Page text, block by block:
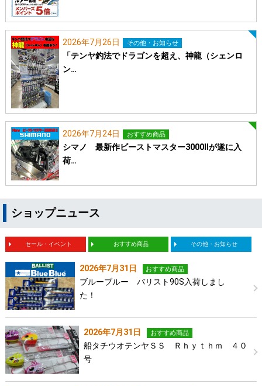
2026年7月26日 その他・お知らせ
「テンヤ釣法でドラゴンを超え、神龍（シェンロ
ン…
2026年7月24日 おすすめ商品
シマノ 最新作ビーストマスター3000Ⅱが遂に入
荷…
ショップニュース
セール・イベント おすすめ商品 その他・お知らせ
2026年7月31日 おすすめ商品
ブルーブルー バリスト90S入荷しまし
た！
2026年7月31日 おすすめ商品
船タチウオテンヤＳＳ Ｒｈｙｔｈｍ ４０
号